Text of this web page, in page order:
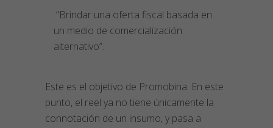
“Brindar una oferta fiscal basada en
un medio de comercialización
alternativo”.
Este es el objetivo de Promobina. En este
punto, el reel ya no tiene únicamente la
connotación de un insumo, y pasa a